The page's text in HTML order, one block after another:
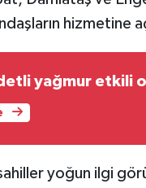
hizmetine
yağmur etkili
sahiller yoğun ilgi